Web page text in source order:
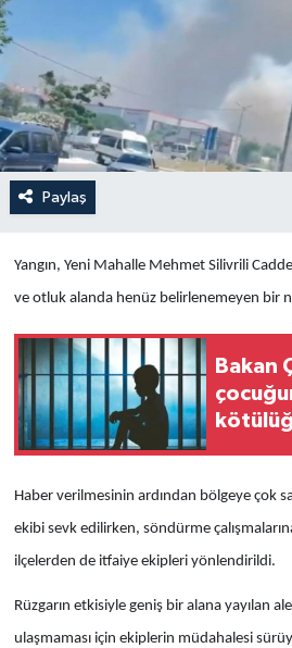
Paylaş
Yangın, Yeni Mahalle Mehmet Silivrili
ve otluk alanda henüz belirlenemeyen bir
Bakan
Haber verilmesinin ardından bölgeye çok
ekibi sevk edilirken, söndürme
ilçelerden de itfaiye ekipleri yönlendirildi.
Rüzgarın etkisiyle geniş bir alana yayılan
ulaşmaması için ekiplerin müdahalesi
Eği̇ti̇m